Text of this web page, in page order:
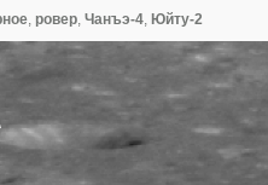
, ровер, Чанъэ-4, Юйту-2